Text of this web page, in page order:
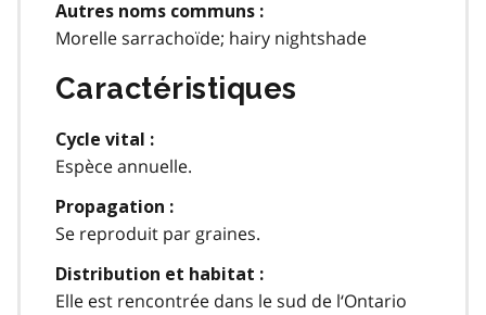
Autres noms communs :
Morelle sarrachoïde; hairy nightshade
Caractéristiques
Cycle vital :
Espèce annuelle.
Propagation :
Se reproduit par graines.
Distribution et habitat :
Elle est rencontrée dans le sud de l‘Ontario